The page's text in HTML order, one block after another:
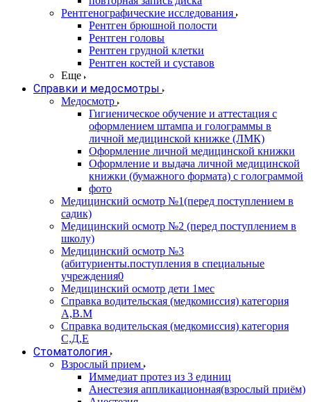
Рентгенографические исследования
Рентген брюшной полости
Рентген головы
Рентген грудной клетки
Рентген костей и суставов
Еще
Справки и медосмотры
Медосмотр
Гигиеническое обучение и аттестация с
оформлением штампа и голограммы в
личной медицинской книжке (ЛМК)
Оформление личной медицинской книжки
Оформление и выдача личной медицинской
книжки (бумажного формата) с голограммой
фото
Медицинский осмотр №1(перед поступлением в
садик)
Медицинский осмотр №2 (перед поступлением в
школу)
Медицинский осмотр №3
(абитуриенты.поступления в специальные
учреждения0
Медицинский осмотр дети 1мес
Справка водительская (медкомиссия) категория
А,В.М
Справка водительская (медкомиссия) категория
С,Д,Е
Стоматология
Взрослый прием
Иммедиат протез из 3 единиц
Анестезия аппликационная(взрослый приём)